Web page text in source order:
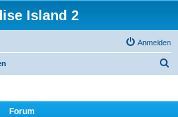
Island 2
Anmelden
Forum